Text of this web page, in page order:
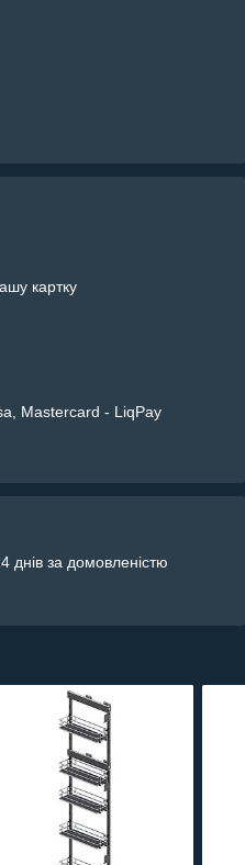
картку
Mastercard - LiqPay
днів за домовленістю